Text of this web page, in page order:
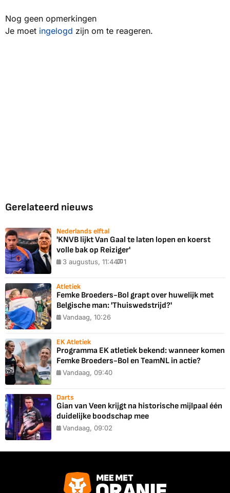
Nog geen opmerkingen
Je moet ingelogd zijn om te reageren.
Gerelateerd nieuws
Nederlands elftal
'KNVB lijkt Van Gaal te laten lopen en koerst
volle bak op Reiziger'
3 augustus, 11:44 1
Atletiek
Femke Broeders-Bol grapt over huwelijk met
Belgische man: 'Thuiswedstrijd?'
Vandaag, 10:26
EK Atletiek
Programma EK atletiek bekend: wanneer komen
Femke Broeders-Bol en TeamNL in actie?
Vandaag, 09:40
Darts
Gian van Veen krijgt na historische mijlpaal één
duidelijke boodschap mee
Vandaag, 09:02